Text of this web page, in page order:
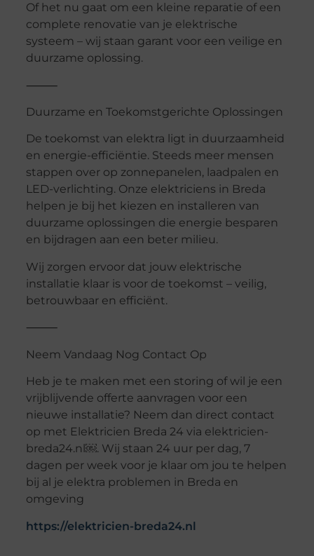
Of het nu gaat om een kleine reparatie of een
complete renovatie van je elektrische
systeem – wij staan garant voor een veilige en
duurzame oplossing.
⸻
Duurzame en Toekomstgerichte Oplossingen
De toekomst van elektra ligt in duurzaamheid
en energie-efficiëntie. Steeds meer mensen
stappen over op zonnepanelen, laadpalen en
LED-verlichting. Onze elektriciens in Breda
helpen je bij het kiezen en installeren van
duurzame oplossingen die energie besparen
en bijdragen aan een beter milieu.
Wij zorgen ervoor dat jouw elektrische
installatie klaar is voor de toekomst – veilig,
betrouwbaar en efficiënt.
⸻
Neem Vandaag Nog Contact Op
Heb je te maken met een storing of wil je een
vrijblijvende offerte aanvragen voor een
nieuwe installatie? Neem dan direct contact
op met Elektricien Breda 24 via elektricien-
breda24.nl￼. Wij staan 24 uur per dag, 7
dagen per week voor je klaar om jou te helpen
bij al je elektra problemen in Breda en
omgeving
https://elektricien-breda24.nl